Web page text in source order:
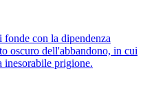
con la dipendenza
oscuro dell'abbandono, in cui
inesorabile prigione.